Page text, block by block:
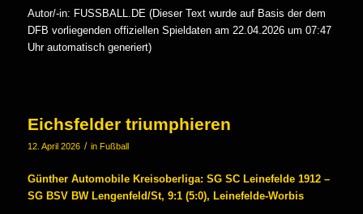
Autor/-in: FUSSBALL.DE (Dieser Text wurde auf Basis der dem
DFB vorliegenden offiziellen Spieldaten am 22.04.2026 um 07:47
Uhr automatisch generiert)
Eichsfelder triumphieren
12. April 2026 / in Fußball
Günther Automobile Kreisoberliga: SG SC Leinefelde 1912 –
SG BSV BW Lengenfeld/St, 9:1 (5:0), Leinefelde-Worbis